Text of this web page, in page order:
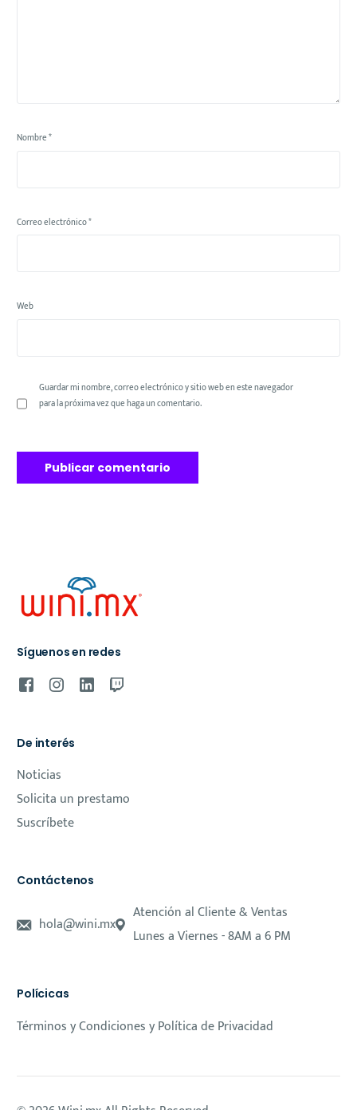
Nombre*
Correo electrónico*
Web
Guardar mi nombre, correo electrónico y sitio web en este navegador
para la próxima vez que haga un comentario.
Síguenos en redes
De interés
Noticias
Solicita un prestamo
Suscríbete
Contáctenos
hola@wini.mx
Atención al Cliente & Ventas
Lunes a Viernes - 8AM a 6 PM
Polícicas
Términos y Condiciones y Política de Privacidad